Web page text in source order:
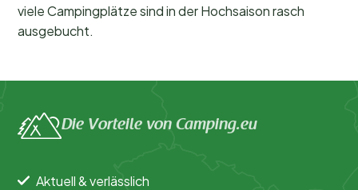
viele Campingplätze sind in der Hochsaison rasch
ausgebucht.
Die Vorteile von Camping.eu
Aktuell & verlässlich